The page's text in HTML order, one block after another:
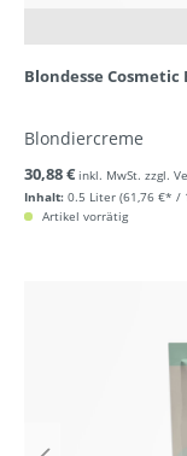
Blondesse Cosmetic
Blondiercreme
Inhalt: 0.5 Liter (61,76 €* /
30,88 € inkl. MwSt. zzgl.
Artikel vorrätig